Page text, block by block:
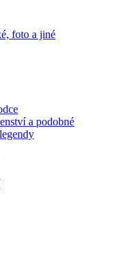
foto a jiné
a podobné